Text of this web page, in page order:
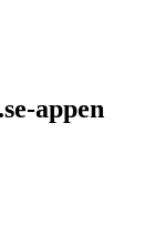
appen